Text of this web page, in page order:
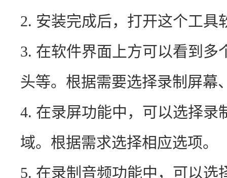
2. 安装完成后，打开这个工具
3. 在软件界面上方可以看到
头等。根据需要选择录制屏幕
4. 在录屏功能中，可以选择录
域。根据需求选择相应选项。
5. 在录制音频功能中，可以